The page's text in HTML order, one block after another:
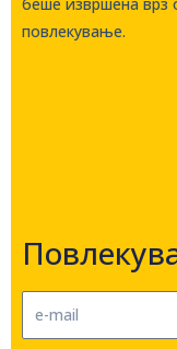
повлекување.